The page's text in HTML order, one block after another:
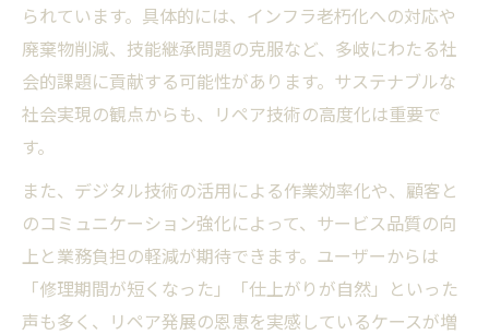
られています。具体的には、インフラ老朽化への対応や
廃棄物削減、技能継承問題の克服など、多岐にわたる社
会的課題に貢献する可能性があります。サステナブルな
社会実現の観点からも、リペア技術の高度化は重要で
す。
また、デジタル技術の活用による作業効率化や、顧客と
のコミュニケーション強化によって、サービス品質の向
上と業務負担の軽減が期待できます。ユーザーからは
「修理期間が短くなった」「仕上がりが自然」といった
声も多く、リペア発展の恩恵を実感しているケースが増